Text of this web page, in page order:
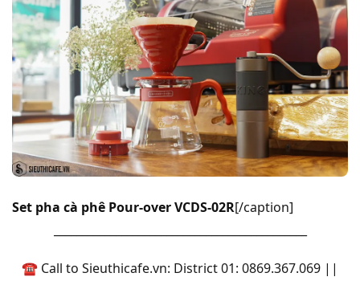
Set pha cà phê Pour-over VCDS-02R[/caption]
☎ Call to Sieuthicafe.vn: District 01: 0869.367.069 ||